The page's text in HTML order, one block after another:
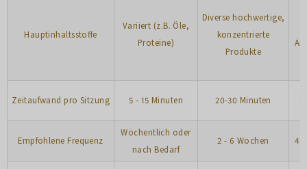
Hauptinhaltsstoffe
Variiert (z.B. Öle,
Proteine)
Diverse hochwertige,
konzentrierte
Produkte
Zeitaufwand pro Sitzung 5 - 15 Minuten 20-30 Minuten
Empfohlene Frequenz
Wöchentlich oder
nach Bedarf
2 - 6 Wochen 4 -